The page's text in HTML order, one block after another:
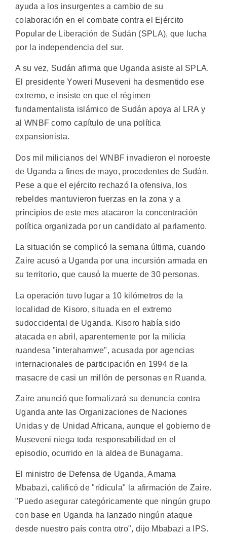
ayuda a los insurgentes a cambio de su
colaboración en el combate contra el Ejército
Popular de Liberación de Sudán (SPLA), que lucha
por la independencia del sur.
A su vez, Sudán afirma que Uganda asiste al SPLA.
El presidente Yoweri Museveni ha desmentido ese
extremo, e insiste en que el régimen
fundamentalista islámico de Sudán apoya al LRA y
al WNBF como capítulo de una política
expansionista.
Dos mil milicianos del WNBF invadieron el noroeste
de Uganda a fines de mayo, procedentes de Sudán.
Pese a que el ejército rechazó la ofensiva, los
rebeldes mantuvieron fuerzas en la zona y a
principios de este mes atacaron la concentración
política organizada por un candidato al parlamento.
La situación se complicó la semana última, cuando
Zaire acusó a Uganda por una incursión armada en
su territorio, que causó la muerte de 30 personas.
La operación tuvo lugar a 10 kilómetros de la
localidad de Kisoro, situada en el extremo
sudoccidental de Uganda. Kisoro había sido
atacada en abril, aparentemente por la milicia
ruandesa "interahamwe", acusada por agencias
internacionales de participación en 1994 de la
masacre de casi un millón de personas en Ruanda.
Zaire anunció que formalizará su denuncia contra
Uganda ante las Organizaciones de Naciones
Unidas y de Unidad Africana, aunque el gobierno de
Museveni niega toda responsabilidad en el
episodio, ocurrido en la aldea de Bunagama.
El ministro de Defensa de Uganda, Amama
Mbabazi, calificó de "rídicula" la afirmación de Zaire.
"Puedo asegurar categóricamente que ningún grupo
con base en Uganda ha lanzado ningún ataque
desde nuestro país contra otro", dijo Mbabazi a IPS.